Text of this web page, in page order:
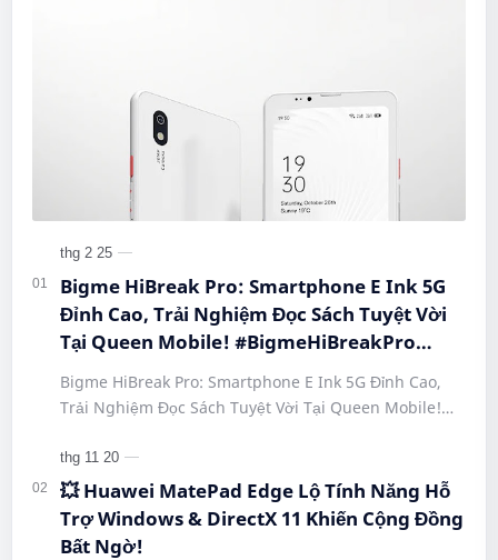
Bigme HiBreak Pro: Smartphone E Ink 5G
Đỉnh Cao, Trải Nghiệm Đọc Sách Tuyệt Vời
Tại Queen Mobile! #BigmeHiBreakPro
#HiBreakPro5G #DienThoaiDocSach
#CongNgheMoi #MuaSamThongMinh
#EInkPhone #5GSmartphone
Bigme HiBreak Pro: Smartphone E Ink 5G Đỉnh Cao,
Trải Nghiệm Đọc Sách Tuyệt Vời Tại Queen Mobile!
#Hi…
💥 Huawei MatePad Edge Lộ Tính Năng Hỗ
Trợ Windows & DirectX 11 Khiến Cộng Đồng
Bất Ngờ!